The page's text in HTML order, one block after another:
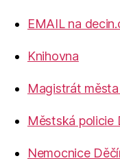
EMAIL na
Knihovna
Magistrát
Městská policie
Nemocnice